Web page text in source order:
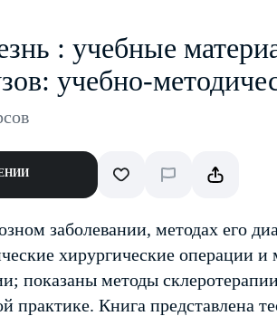
: учебные
учебно-
заболевании, методах его
хирургические операции
показаны методы
практике. Книга представлена